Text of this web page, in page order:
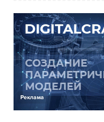
Реклама